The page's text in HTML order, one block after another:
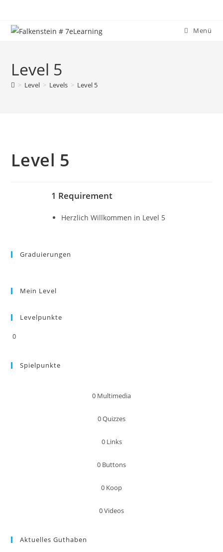
springen
Menü
Level 5
> Level > Levels > Level 5
Level 5
1 Requirement
Herzlich Willkommen in Level 5
Graduierungen
Mein Level
Levelpunkte
0
Spielpunkte
0 Multimedia
0Quizzes
0 Links
0 Buttons
0 Koop
0Videos
Aktuelles Guthaben